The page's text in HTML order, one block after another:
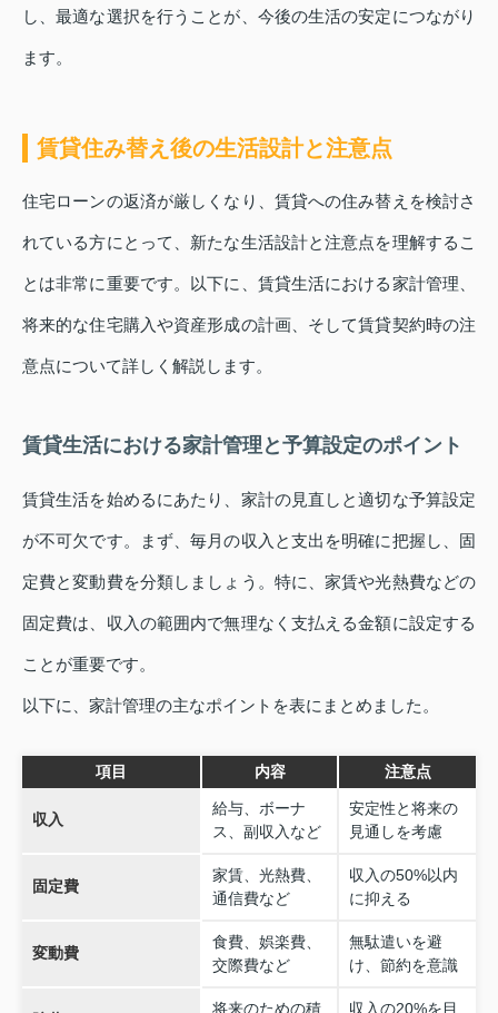
し、最適な選択を行うことが、今後の生活の安定につながり
ます。
賃貸住み替え後の生活設計と注意点
住宅ローンの返済が厳しくなり、賃貸への住み替えを検討さ
れている方にとって、新たな生活設計と注意点を理解するこ
とは非常に重要です。以下に、賃貸生活における家計管理、
将来的な住宅購入や資産形成の計画、そして賃貸契約時の注
意点について詳しく解説します。
賃貸生活における家計管理と予算設定のポイント
賃貸生活を始めるにあたり、家計の見直しと適切な予算設定
が不可欠です。まず、毎月の収入と支出を明確に把握し、固
定費と変動費を分類しましょう。特に、家賃や光熱費などの
固定費は、収入の範囲内で無理なく支払える金額に設定する
ことが重要です。
以下に、家計管理の主なポイントを表にまとめました。
項目 内容 注意点
収入
給与、ボーナ
ス、副収入など
安定性と将来の
見通しを考慮
固定費
家賃、光熱費、
通信費など
収入の50%以内
に抑える
変動費
食費、娯楽費、
交際費など
無駄遣いを避
け、節約を意識
将来のための積 収入の20%を目